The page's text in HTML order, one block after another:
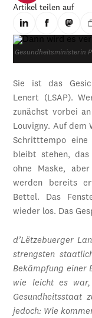
Artikel teilen auf
Gesundheitsministerin
Sie ist das
Lenert (LSAP).
zunächst vorbei
Louvigny. Auf dem
Schritttempo eine
bleibt stehen,
ohne Maske,
werden bereits
Bettel. Das
wieder los. Das
d’Lëtzebuerger
strengsten
Bekämpfung einer
wie leicht es
Gesundheitsstaat
jedoch: Wie